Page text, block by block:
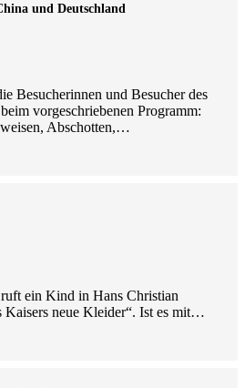
und Deutschland
Besucherinnen und Besucher des
vorgeschriebenen Programm:
Abschotten,…
ein Kind in Hans Christian
Kaisers neue Kleider“. Ist es mit…